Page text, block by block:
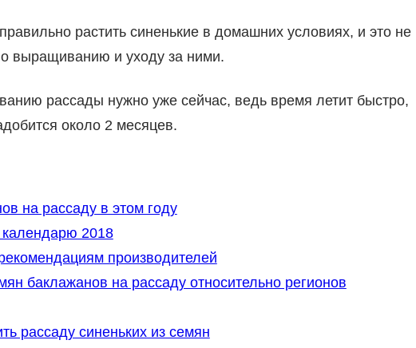
растить синенькие в домашних условиях, и это не
выращиванию и уходу за ними.
рассады нужно уже сейчас, ведь время летит быстро,
около 2 месяцев.
на рассаду в этом году
2018
производителей
баклажанов на рассаду относительно регионов
рассаду синеньких из семян